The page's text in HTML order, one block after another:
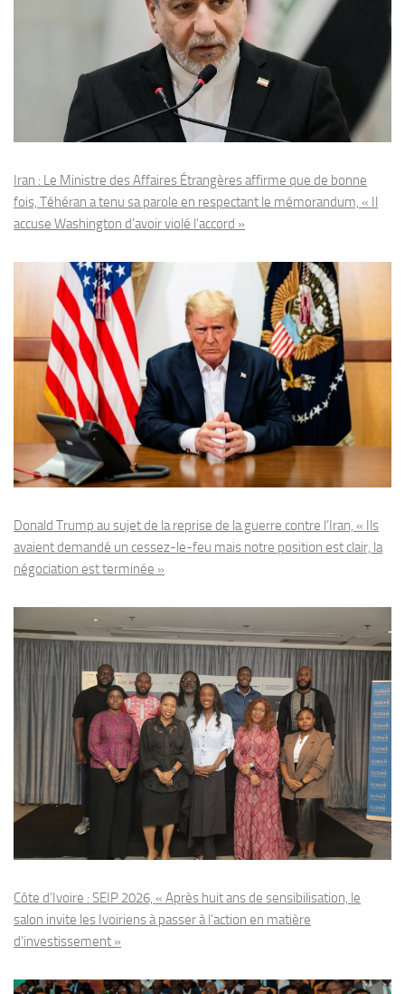
Iran : Le Ministre des Affaires Étrangères affirme que de bonne
fois, Téhéran a tenu sa parole en respectant le mémorandum, « Il
accuse Washington d’avoir violé l’accord »
Donald Trump au sujet de la reprise de la guerre contre l’Iran, « Ils
avaient demandé un cessez-le-feu mais notre position est clair, la
négociation est terminée »
Côte d’Ivoire : SEIP 2026, « Après huit ans de sensibilisation, le
salon invite les Ivoiriens à passer à l’action en matière
d’investissement »